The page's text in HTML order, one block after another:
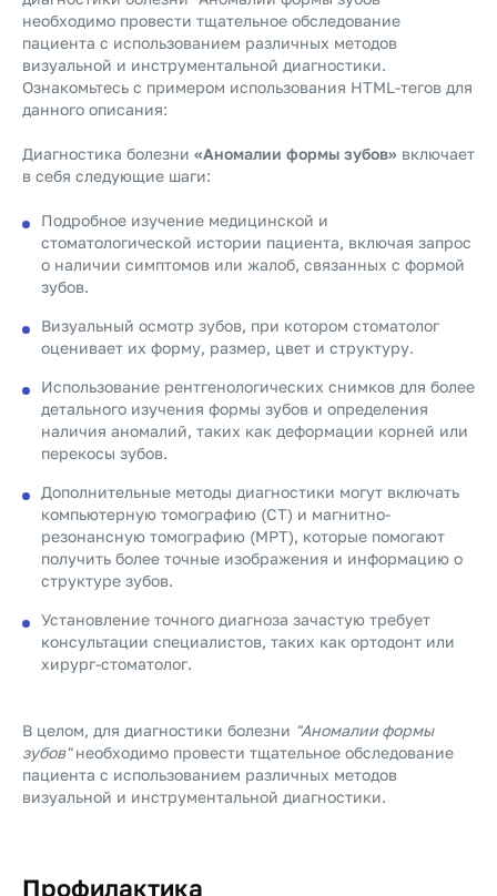
необходимо провести тщательное обследование
пациента с использованием различных методов
визуальной и инструментальной диагностики.
Ознакомьтесь с примером использования HTML-тегов для
данного описания:
Диагностика болезни «Аномалии формы зубов» включает
в себя следующие шаги:
Подробное изучение медицинской и
стоматологической истории пациента, включая запрос
о наличии симптомов или жалоб, связанных с формой
зубов.
Визуальный осмотр зубов, при котором стоматолог
оценивает их форму, размер, цвет и структуру.
Использование рентгенологических снимков для более
детального изучения формы зубов и определения
наличия аномалий, таких как деформации корней или
перекосы зубов.
Дополнительные методы диагностики могут включать
компьютерную томографию (CT) и магнитно-
резонансную томографию (МРТ), которые помогают
получить более точные изображения и информацию о
структуре зубов.
Установление точного диагноза зачастую требует
консультации специалистов, таких как ортодонт или
хирург-стоматолог.
В целом, для диагностики болезни "Аномалии формы
зубов"необходимо провести тщательное обследование
пациента с использованием различных методов
визуальной и инструментальной диагностики.
Профилактика